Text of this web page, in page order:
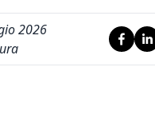
2026